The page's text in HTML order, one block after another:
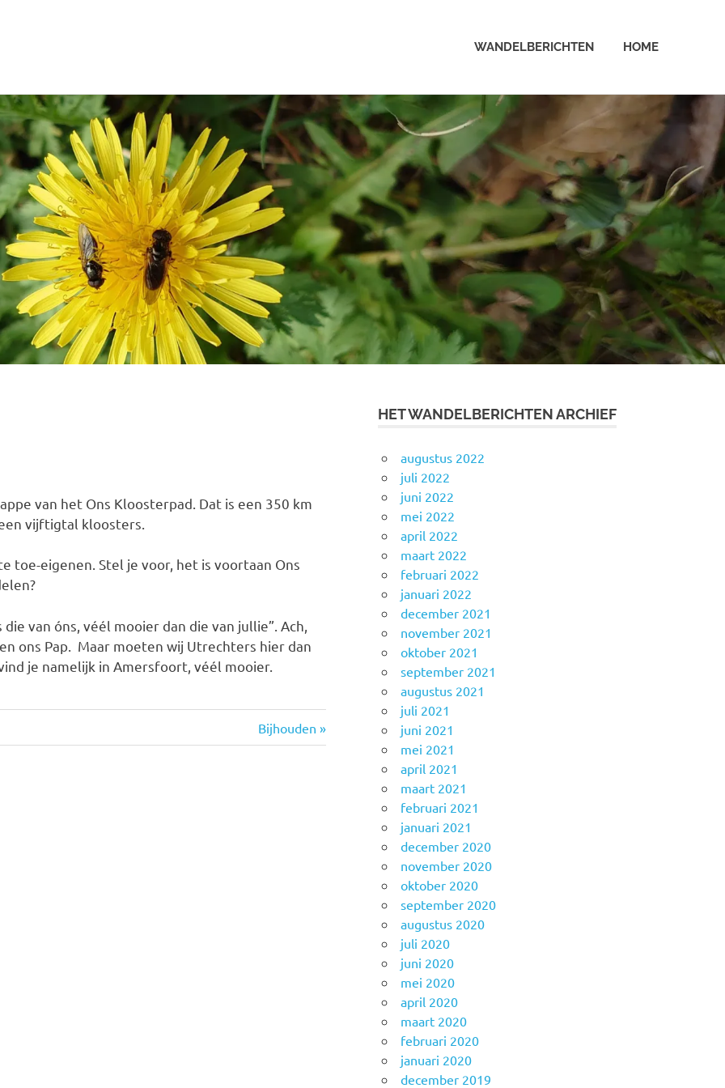
WANDELBERICHTEN HOME
van het Ons Kloosterpad. Dat is een 350 km
vijftigtal kloosters.
toe-eigenen. Stel je voor, het is voortaan Ons
van óns, véél mooier dan die van jullie”. Ach,
ons Pap. Maar moeten wij Utrechters hier dan
je namelijk in Amersfoort, véél mooier.
Volgende
bericht:
Bijhouden
HET WANDELBERICHTEN ARCHIEF
augustus 2022
juli 2022
juni 2022
mei 2022
april 2022
maart 2022
februari 2022
januari 2022
december 2021
november 2021
oktober 2021
september 2021
augustus 2021
juli 2021
juni 2021
mei 2021
april 2021
maart 2021
februari 2021
januari 2021
december 2020
november 2020
oktober 2020
september 2020
augustus 2020
juli 2020
juni 2020
mei 2020
april 2020
maart 2020
februari 2020
januari 2020
december 2019